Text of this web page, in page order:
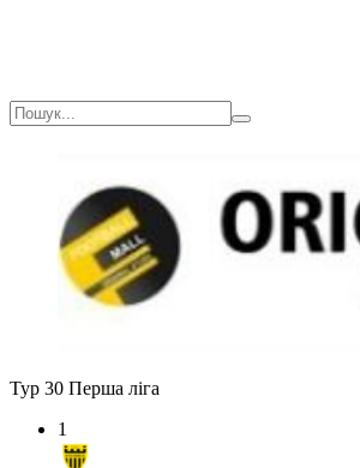
Тур 30 Перша ліга
1